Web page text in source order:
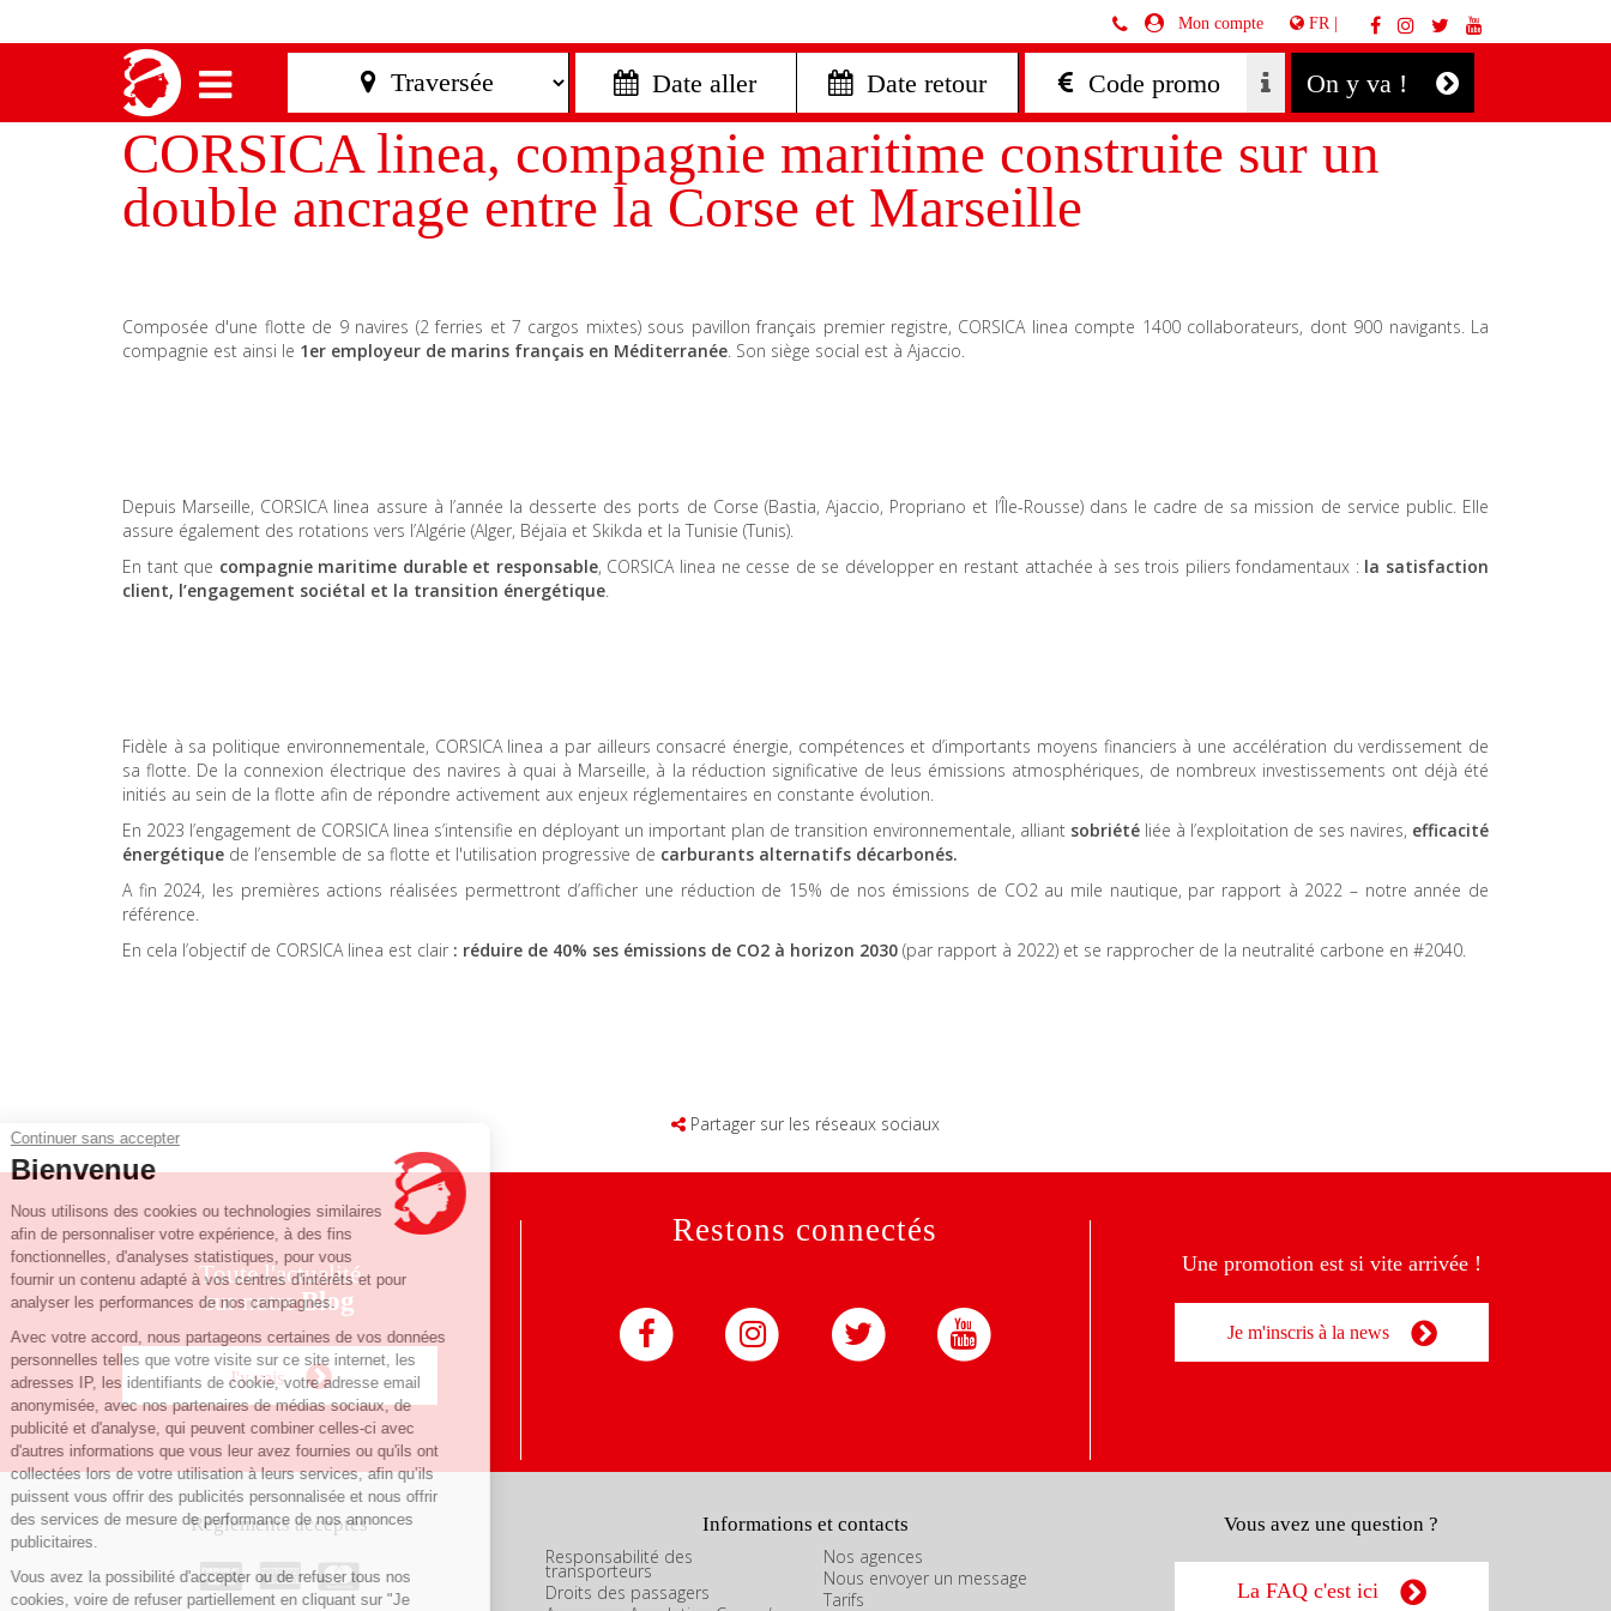
Continuer sans accepter
Bienvenue
Nous utilisons des cookies ou technologies similaires
afin de personnaliser votre expérience, à des fins
fonctionnelles, d'analyses statistiques, pour vous
fournir un contenu adapté à vos centres d'intérêts et pour
analyser les performances de nos campagnes.
Avec votre accord, nous partageons certaines de vos données
personnelles telles que votre visite sur ce site internet, les
adresses IP, les identifiants de cookie, votre adresse email
anonymisée, avec nos partenaires de médias sociaux, de
publicité et d'analyse, qui peuvent combiner celles-ci avec
d'autres informations que vous leur avez fournies ou qu'ils ont
collectées lors de votre utilisation à leurs services, afin qu’ils
puissent vous offrir des publicités personnalisée et nous offrir
des services de mesure de performance de nos annonces
publicitaires.
Vous avez la possibilité d'accepter ou de refuser tous nos
cookies, voire de refuser partiellement en cliquant sur "Je
Mon compte FR |
 Date aller  Date retour
CORSICA linea, compagnie maritime construite sur un
double ancrage entre la Corse et Marseille
Composée d'une flotte de 9 navires (2 ferries et 7 cargos mixtes) sous pavillon français premier registre, CORSICA linea compte 1400 collaborateurs, dont 900 navigants. La
compagnie est ainsi le 1er employeur de marins français en Méditerranée. Son siège social est à Ajaccio.
Depuis Marseille, CORSICA linea assure à l’année la desserte des ports de Corse (Bastia, Ajaccio, Propriano et l’Île-Rousse) dans le cadre de sa mission de service public. Elle
assure également des rotations vers l’Algérie (Alger, Béjaïa et Skikda et la Tunisie (Tunis).
En tant que compagnie maritime durable et responsable, CORSICA linea ne cesse de se développer en restant attachée à ses trois piliers fondamentaux : la satisfaction
client, l’engagement sociétal et la transition énergétique.
Fidèle à sa politique environnementale, CORSICA linea a par ailleurs consacré énergie, compétences et d’importants moyens financiers à une accélération du verdissement de
sa flotte. De la connexion électrique des navires à quai à Marseille, à la réduction significative de leus émissions atmosphériques, de nombreux investissements ont déjà été
initiés au sein de la flotte afin de répondre activement aux enjeux réglementaires en constante évolution.
En 2023 l’engagement de CORSICA linea s’intensifie en déployant un important plan de transition environnementale, alliant sobriété liée à l’exploitation de ses navires, efficacité
énergétique de l’ensemble de sa flotte et l'utilisation progressive de carburants alternatifs décarbonés.
A fin 2024, les premières actions réalisées permettront d’afficher une réduction de 15% de nos émissions de CO2 au mile nautique, par rapport à 2022 – notre année de
référence.
En cela l’objectif de CORSICA linea est clair : réduire de 40% ses émissions de CO2 à horizon 2030 (par rapport à 2022) et se rapprocher de la neutralité carbone en #2040.
Partager sur les réseaux sociaux
Toute l'actualité
sur notreBlog
J'y vais
Restons connectés
Une promotion est si vite arrivée !
Je m'inscris à la news
Règlements acceptés
Informations et contacts
Responsabilité des
transporteurs
Droits des passagers
Nos agences
Nous envoyer un message
Tarifs
Vous avez une question ?
La FAQ c'est ici